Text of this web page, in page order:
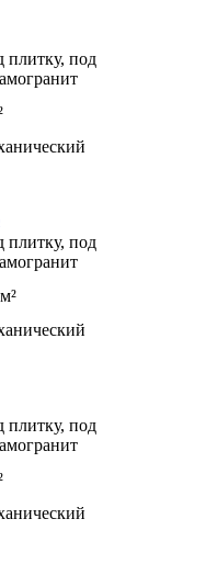
плитку, под
плитку, под
плитку, под